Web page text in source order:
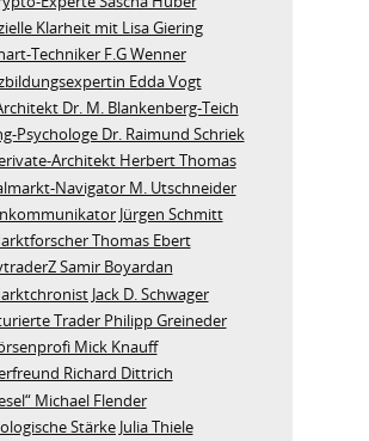
Klarheit mit Lisa Giering
Techniker F.G Wenner
Edda Vogt
Dr. M. Blankenberg‑Teich
Psychologe Dr. Raimund Schriek
Herbert Thomas
Navigator M. Utschneider
Jürgen Schmitt
Thomas Ebert
Samir Boyardan
Jack D. Schwager
Trader Philipp Greineder
Mick Knauff
Richard Dittrich
Michael Flender
Stärke Julia Thiele